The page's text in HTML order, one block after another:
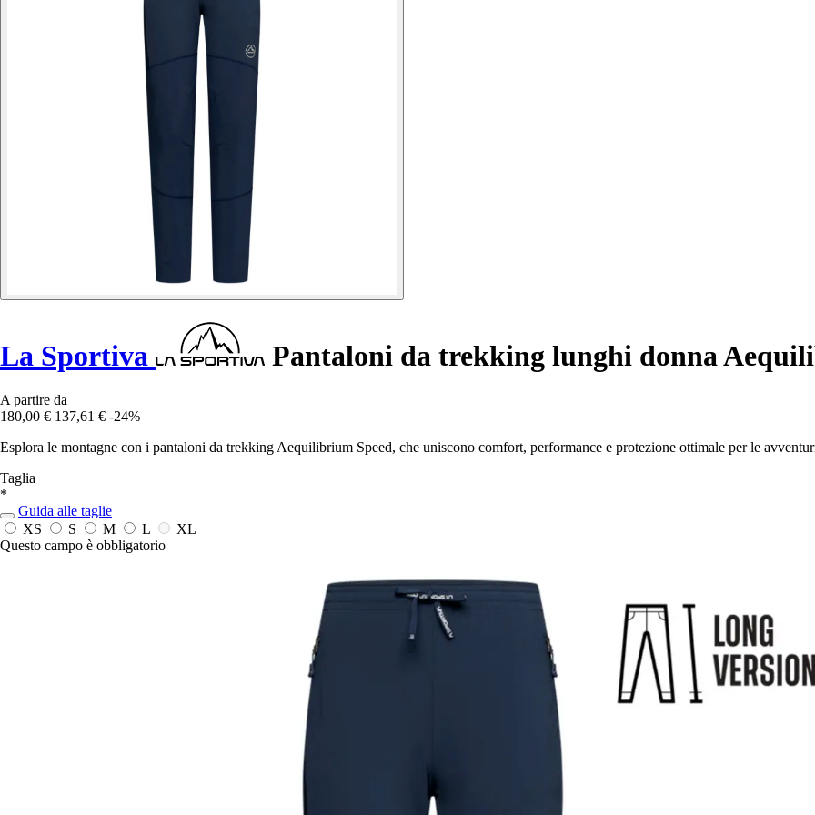
La Sportiva Pantaloni da trekking lunghi donna
A partire da
180,00 € 137,61 € -24%
Esplora le montagne con i pantaloni da trekking Aequilibrium Speed, che uniscono comfort, performance e protezione ottimale per le
Taglia
*
Guida alle taglie
XS
S M L
XL
Questo campo è obbligatorio